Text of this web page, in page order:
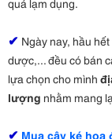
quá lạm dụng.
✔ Ngày nay, hầu
dược,... đều có bán
lựa chọn cho mình
lượng nhằm mang
✔ Mua cây ké hoa